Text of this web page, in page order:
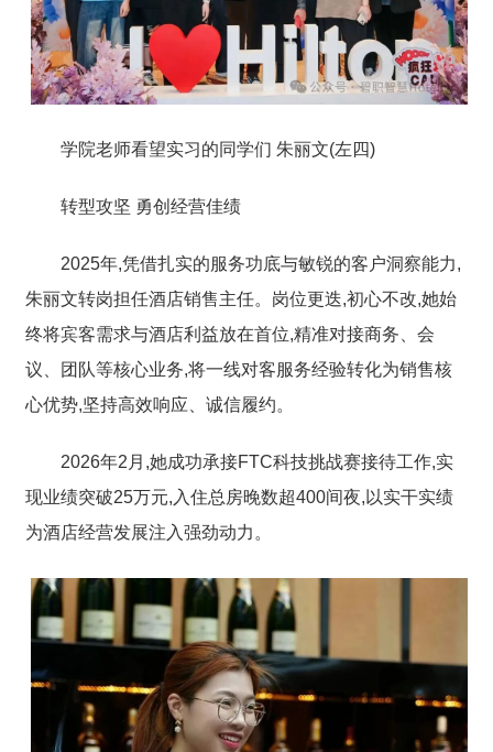
学院老师看望实习的同学们 朱丽文(左四)
转型攻坚 勇创经营佳绩
2025年,凭借扎实的服务功底与敏锐的客户洞察能力,
朱丽文转岗担任酒店销售主任。岗位更迭,初心不改,她始
终将宾客需求与酒店利益放在首位,精准对接商务、会
议、团队等核心业务,将一线对客服务经验转化为销售核
心优势,坚持高效响应、诚信履约。
2026年2月,她成功承接FTC科技挑战赛接待工作,实
现业绩突破25万元,入住总房晚数超400间夜,以实干实绩
为酒店经营发展注入强劲动力。